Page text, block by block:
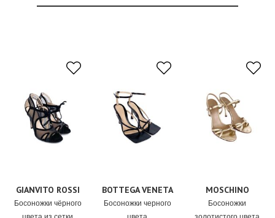
GIANVITO ROSSI
Босоножки чёрного
BOTTEGA VENETA
Босоножки черного
MOSCHINO
Босоножки